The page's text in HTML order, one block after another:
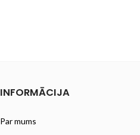
INFORMĀCIJA
Par mums